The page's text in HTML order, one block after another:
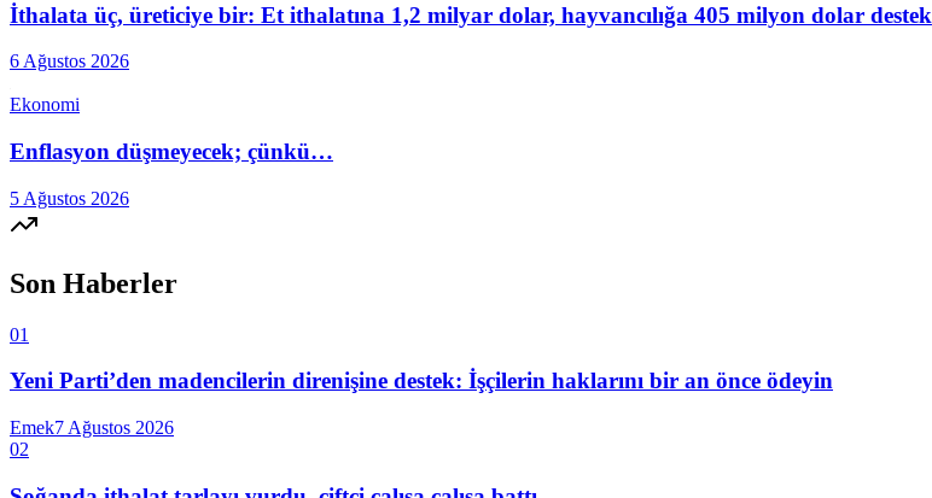
İthalata üç, üreticiye bir: Et ithalatına 1,2 milyar dolar, hayvancılığa 405 milyon dolar destek
6 Ağustos 2026
Ekonomi
Enflasyon düşmeyecek; çünkü…
5 Ağustos 2026
Son Haberler
01
Yeni Parti’den madencilerin direnişine destek: İşçilerin haklarını bir an önce ödeyin
Emek7 Ağustos 2026
02